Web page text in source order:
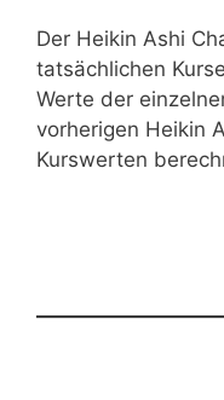
Der Heikin Ashi
tatsächlichen
Werte der
vorherigen Heikin
Kurswerten